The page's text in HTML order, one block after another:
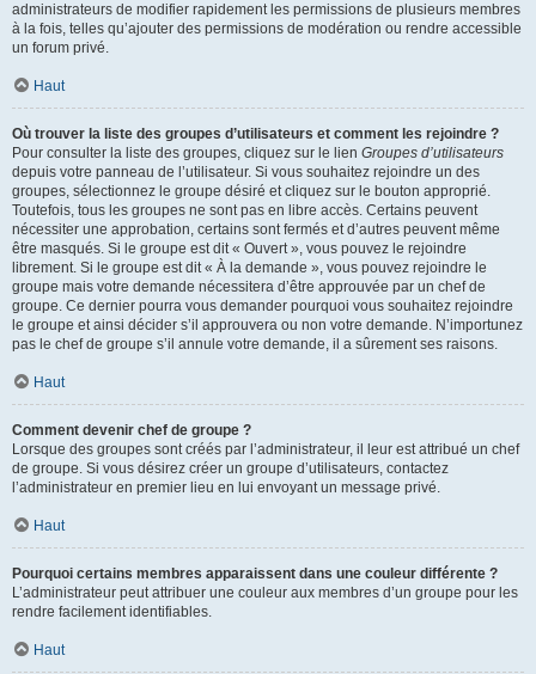
administrateurs de modifier rapidement les permissions de plusieurs membres
à la fois, telles qu’ajouter des permissions de modération ou rendre accessible
un forum privé.
Haut
Où trouver la liste des groupes d’utilisateurs et comment les rejoindre ?
Pour consulter la liste des groupes, cliquez sur le lien Groupes d’utilisateurs
depuis votre panneau de l’utilisateur. Si vous souhaitez rejoindre un des
groupes, sélectionnez le groupe désiré et cliquez sur le bouton approprié.
Toutefois, tous les groupes ne sont pas en libre accès. Certains peuvent
nécessiter une approbation, certains sont fermés et d’autres peuvent même
être masqués. Si le groupe est dit « Ouvert », vous pouvez le rejoindre
librement. Si le groupe est dit « À la demande », vous pouvez rejoindre le
groupe mais votre demande nécessitera d’être approuvée par un chef de
groupe. Ce dernier pourra vous demander pourquoi vous souhaitez rejoindre
le groupe et ainsi décider s’il approuvera ou non votre demande. N’importunez
pas le chef de groupe s’il annule votre demande, il a sûrement ses raisons.
Haut
Comment devenir chef de groupe ?
Lorsque des groupes sont créés par l’administrateur, il leur est attribué un chef
de groupe. Si vous désirez créer un groupe d’utilisateurs, contactez
l’administrateur en premier lieu en lui envoyant un message privé.
Haut
Pourquoi certains membres apparaissent dans une couleur différente ?
L’administrateur peut attribuer une couleur aux membres d’un groupe pour les
rendre facilement identifiables.
Haut